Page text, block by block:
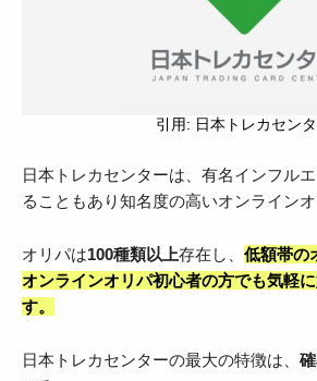
引用: 日本トレカセン
日本トレカセンターは、有名インフル
ることもあり知名度の高いオンラインオ
オリパは100種類以上存在し、 低額帯の
オンラインオリパ初心者の方でも気軽
す。
日本トレカセンターの最大の特徴は、